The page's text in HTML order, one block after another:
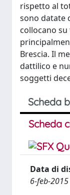
rispetto al
sono datate
collocano
Brescia. Il
dattilico e
soggetti
Scheda
Scheda
Data di
6-feb-2015